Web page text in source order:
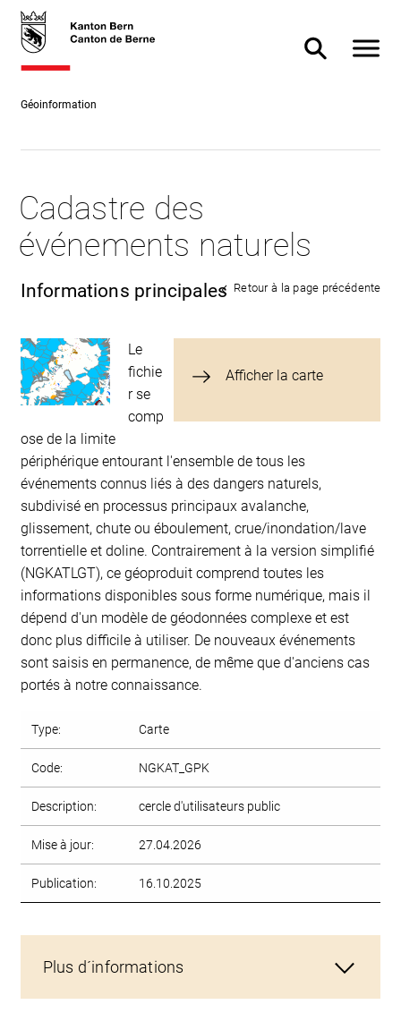
Accès
direct
skiplink.toNavigation
skiplink.toStartPage
Accès
direct à
Géoinformation
Afficher/
Cadastre des
événements naturels
Retour à la page précédente
Informations principales
Afficher la carte
Le
fichie
r se
comp
ose de la limite
périphérique entourant l'ensemble de tous les
événements connus liés à des dangers naturels,
subdivisé en processus principaux avalanche,
glissement, chute ou éboulement, crue/inondation/lave
torrentielle et doline. Contrairement à la version simplifié
(NGKATLGT), ce géoproduit comprend toutes les
informations disponibles sous forme numérique, mais il
dépend d'un modèle de géodonnées complexe et est
donc plus difficile à utiliser. De nouveaux événements
sont saisis en permanence, de même que d'anciens cas
portés à notre connaissance.
Type: Carte
Code: NGKAT_GPK
Description: cercle d'utilisateurs public
Mise à jour: 27.04.2026
Publication: 16.10.2025
Plus d´informations